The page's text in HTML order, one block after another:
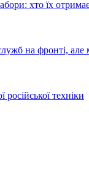
хто їх
на фронті, але
техніки